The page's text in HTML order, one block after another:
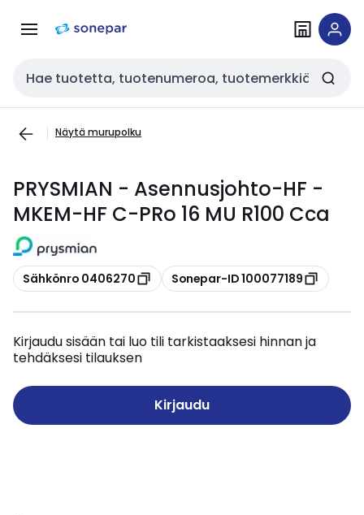
navigointiinsisältöön
Haku
Näytä murupolku
PRYSMIAN - Asennusjohto-HF -
MKEM-HF C-PRo 16 MU R100 Cca
Kopioi
Sähkönro 0406270 Kopioi
Sonepar-ID 100077189
Kirjaudu sisään tai luo tili tarkistaaksesi hinnan ja
tehdäksesi tilauksen
Kirjaudu